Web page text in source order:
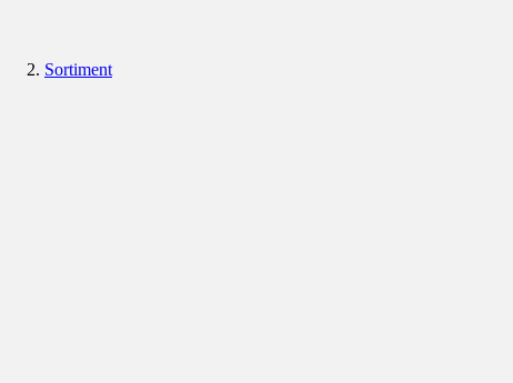
Sortiment